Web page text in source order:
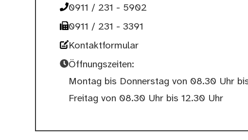
0911 / 231 - 5902
0911 / 231 - 3391
Kontaktformular
Öffnungszeiten:
Montag bis Donnerstag von 08.30 Uhr
Freitag von 08.30 Uhr bis 12.30 Uhr